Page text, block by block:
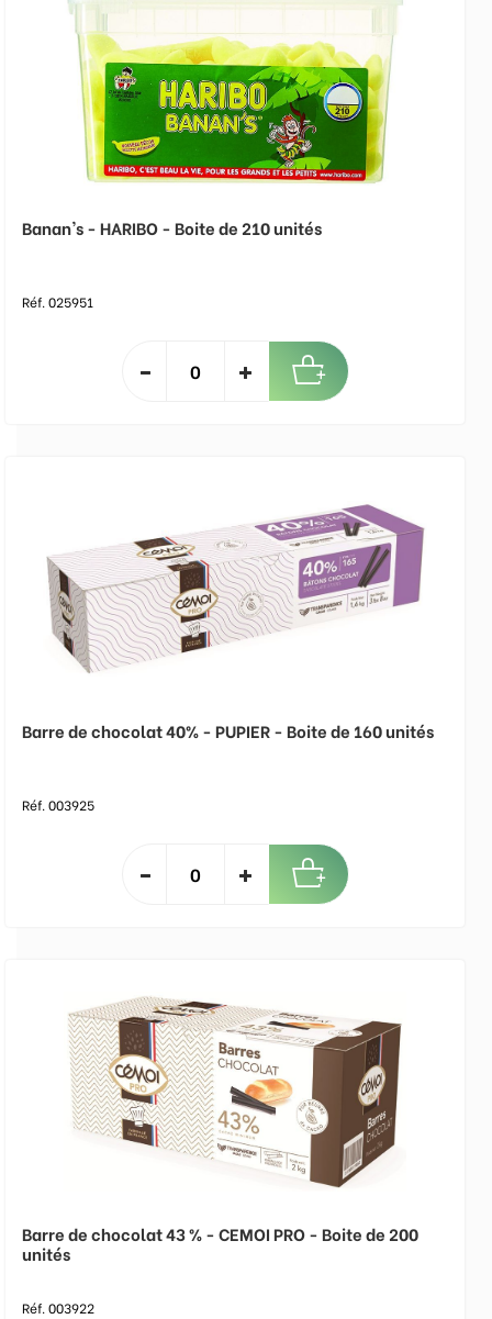
Banan's - HARIBO - Boite de 210 unités
Réf. 025951
Barre de chocolat 40% - PUPIER - Boite de 160 unités
Réf. 003925
Barre de chocolat 43 % - CEMOI PRO - Boite de 200
unités
Réf. 003922